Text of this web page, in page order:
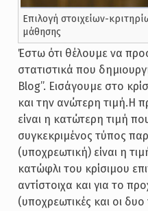
Επιλογή στοιχείων-
μάθησης
Έστω ότι θέλουμε να
στατιστικά που
Blog”. Εισάγουμε στο
και την ανώτερη τιμή.Η
είναι η κατώτερη τιμή
συγκεκριμένος τύπος
(υποχρεωτική) είναι η
κατώφλι του κρίσιμου
αντίστοιχα και για το
(υποχρεωτικές και οι